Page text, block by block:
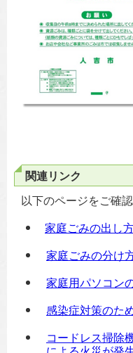
関連リンク
以下のページをご確認
家庭ごみの出し
家庭ごみの分け
家庭用パソコン
感染症対策のた
コードレス掃除